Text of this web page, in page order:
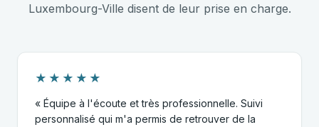
Luxembourg-Ville disent de leur prise en charge.
★★★★★
« Équipe à l'écoute et très professionnelle. Suivi
personnalisé qui m'a permis de retrouver de la